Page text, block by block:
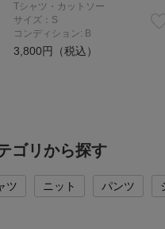
Tシャツ・カットソー
サイズ：S
コンディション: B
3,800円（税込）
ゴリから探す
ツ ニット パンツ